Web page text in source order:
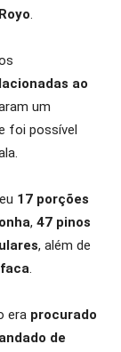
.
ao
um
foi possível
17 porções
, 47 pinos
, além de
.
era procurado
de